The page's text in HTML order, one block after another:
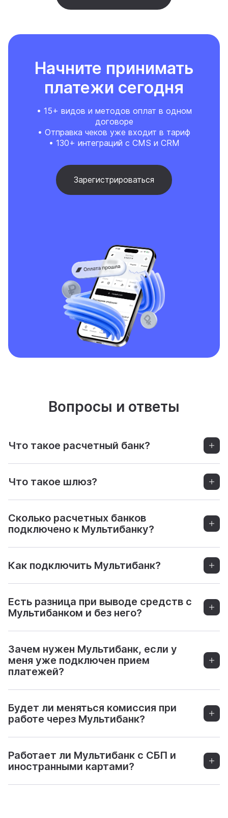
Начните принимать
платежи сегодня
• 15+ видов и методов оплат в одном
договоре
• Отправка чеков уже входит в тариф
• 130+ интеграций с CMS и CRM
Зарегистрироваться
Вопросы и ответы
Что такое расчетный банк?
Что такое шлюз?
Сколько расчетных банков
подключено к Мультибанку?
Как подключить Мультибанк?
Есть разница при выводе средств с
Мультибанком и без него?
Зачем нужен Мультибанк, если у
меня уже подключен прием
платежей?
Будет ли меняться комиссия при
работе через Мультибанк?
Работает ли Мультибанк с СБП и
иностранными картами?